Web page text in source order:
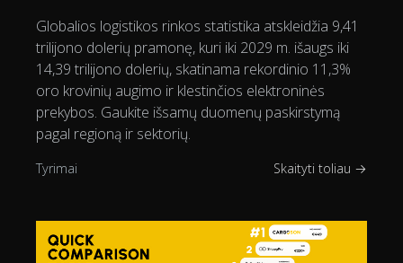
Globalios logistikos rinkos statistika atskleidžia 9,41
trilijono dolerių pramonę, kuri iki 2029 m. išaugs iki
14,39 trilijono dolerių, skatinama rekordinio 11,3%
oro krovinių augimo ir klestinčios elektroninės
prekybos. Gaukite išsamų duomenų paskirstymą
pagal regioną ir sektorių.
Tyrimai Skaityti toliau →